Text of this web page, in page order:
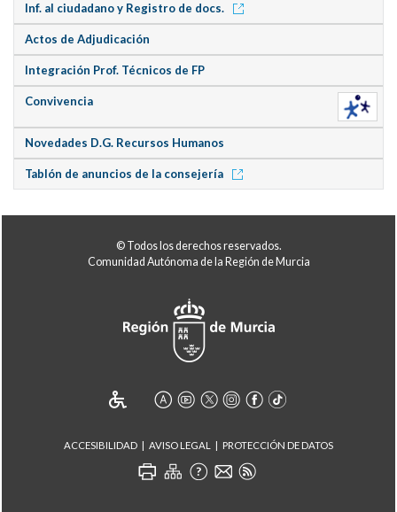
Inf. al ciudadano y Registro de docs.
Actos de Adjudicación
Integración Prof. Técnicos de FP
Convivencia
Novedades D.G. Recursos Humanos
Tablón de anuncios de la consejería
© Todos los derechos reservados.
Comunidad Autónoma de la Región de Murcia
ACCESIBILIDAD AVISO LEGAL PROTECCIÓN DE DATOS